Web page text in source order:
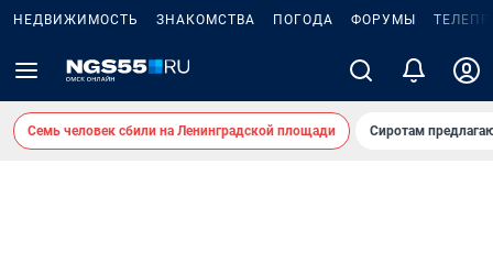
НЕДВИЖИМОСТЬ ЗНАКОМСТВА ПОГОДА ФОРУМЫ
Семь человек сбили на Ленинградской площади Сиротам